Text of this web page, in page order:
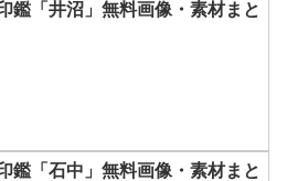
鑑「井沼」無料画像・素材まと
鑑「石中」無料画像・素材まと